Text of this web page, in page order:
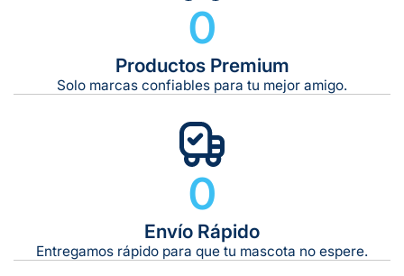
0
Productos Premium
Solo marcas confiables para tu mejor amigo.
0
Envío Rápido
Entregamos rápido para que tu mascota no espere.